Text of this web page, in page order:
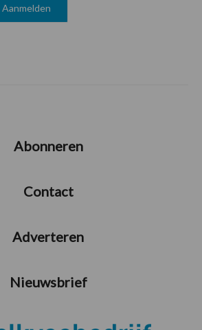
Abonneren
Contact
Adverteren
Nieuwsbrief